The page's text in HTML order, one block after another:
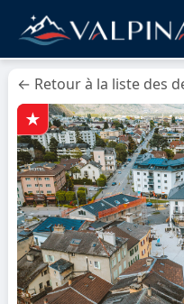
← Retour à la liste des